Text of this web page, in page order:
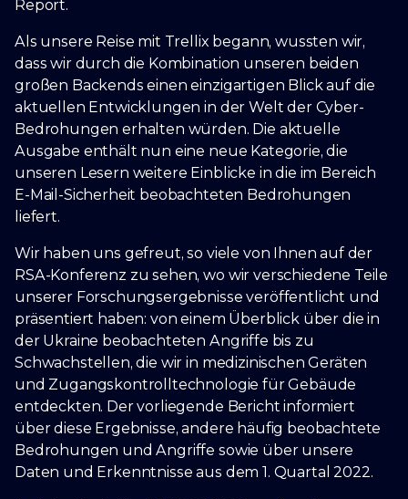
Report.
Als unsere Reise mit Trellix begann, wussten wir,
dass wir durch die Kombination unseren beiden
großen Backends einen einzigartigen Blick auf die
aktuellen Entwicklungen in der Welt der Cyber-
Bedrohungen erhalten würden. Die aktuelle
Ausgabe enthält nun eine neue Kategorie, die
unseren Lesern weitere Einblicke in die im Bereich
E-Mail-Sicherheit beobachteten Bedrohungen
liefert.
Wir haben uns gefreut, so viele von Ihnen auf der
RSA-Konferenz zu sehen, wo wir verschiedene Teile
unserer Forschungsergebnisse veröffentlicht und
präsentiert haben: von einem Überblick über die in
der Ukraine beobachteten Angriffe bis zu
Schwachstellen, die wir in medizinischen Geräten
und Zugangskontrolltechnologie für Gebäude
entdeckten. Der vorliegende Bericht informiert
über diese Ergebnisse, andere häufig beobachtete
Bedrohungen und Angriffe sowie über unsere
Daten und Erkenntnisse aus dem 1. Quartal 2022.